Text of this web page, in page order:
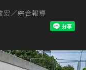
宏／綜合報導